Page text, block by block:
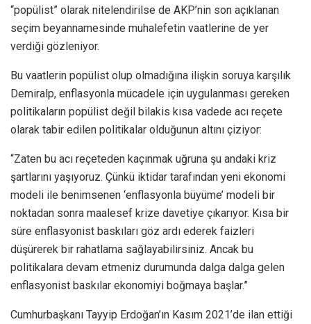
“popülist” olarak nitelendirilse de AKP’nin son açıklanan
seçim beyannamesinde muhalefetin vaatlerine de yer
verdiği gözleniyor.
Bu vaatlerin popülist olup olmadığına ilişkin soruya karşılık
Demiralp, enflasyonla mücadele için uygulanması gereken
politikaların popülist değil bilakis kısa vadede acı reçete
olarak tabir edilen politikalar olduğunun altını çiziyor:
“Zaten bu acı reçeteden kaçınmak uğruna şu andaki kriz
şartlarını yaşıyoruz. Çünkü iktidar tarafından yeni ekonomi
modeli ile benimsenen ‘enflasyonla büyüme’ modeli bir
noktadan sonra maalesef krize davetiye çıkarıyor. Kısa bir
süre enflasyonist baskıları göz ardı ederek faizleri
düşürerek bir rahatlama sağlayabilirsiniz. Ancak bu
politikalara devam etmeniz durumunda dalga dalga gelen
enflasyonist baskılar ekonomiyi boğmaya başlar.”
Cumhurbaşkanı Tayyip Erdoğan’ın Kasım 2021’de ilan ettiği